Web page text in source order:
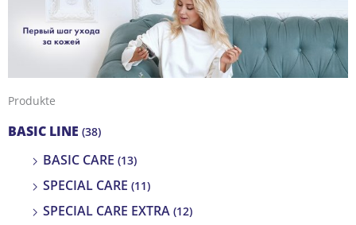
Produkte
BASIC LINE (38)
BASIC CARE (13)
SPECIAL CARE (11)
SPECIAL CARE EXTRA (12)